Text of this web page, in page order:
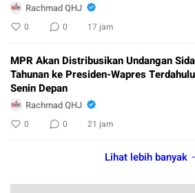
Rachmad QHJ
0 0 17 jam
MPR Akan Distribusikan Undangan
Tahunan ke Presiden-Wapres
Senin Depan
Rachmad QHJ
0 0 21 jam
Lihat lebih banyak